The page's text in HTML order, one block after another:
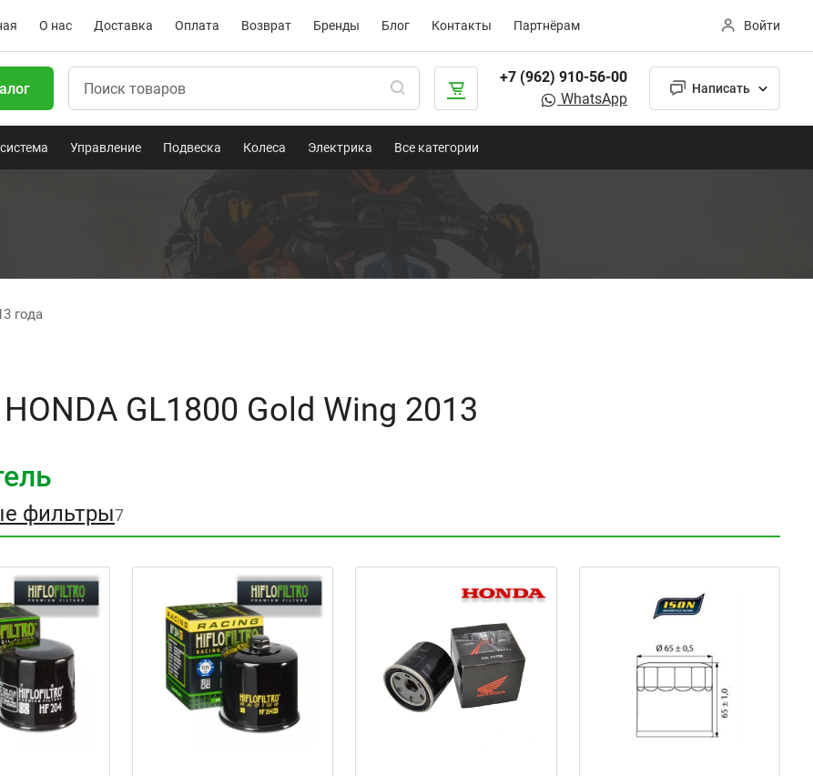
О нас Доставка Оплата Возврат Бренды Блог Контакты Партнёрам Войти
+7 (962) 910-56-00
WhatsApp
Написать
Управление Подвеска Колеса Электрика Все категории
года
GL1800 Gold Wing 2013
фильтры7